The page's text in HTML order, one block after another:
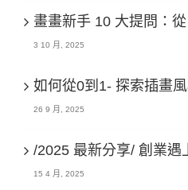
畫畫新手 10 大提問：
3 10 月, 2025
如何從0到1- 探索插畫
26 9 月, 2025
/2025 最新分享/ 創業
15 4 月, 2025